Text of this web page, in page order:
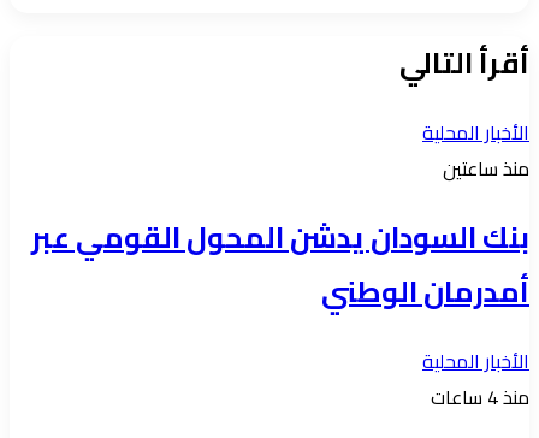
أقرأ التالي
الأخبار المحلية
منذ ساعتين
بنك السودان يدشن المحول القومي عبر
أمدرمان الوطني
الأخبار المحلية
منذ 4 ساعات